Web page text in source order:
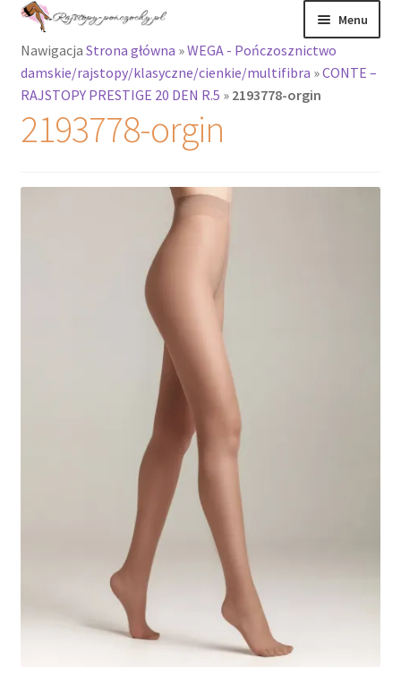
Przejdź
nawigacji
Przejdź
treści
Menu
Rajstopy
Rozwiń
menu
potomne
potomne
Nawigacja Strona główna »WEGA - Pończosznictwo
damskie/rajstopy/klasyczne/cienkie/multifibra »CONTE –
RAJSTOPY PRESTIGE 20 DEN R.5 » 2193778-orgin
2193778-orgin